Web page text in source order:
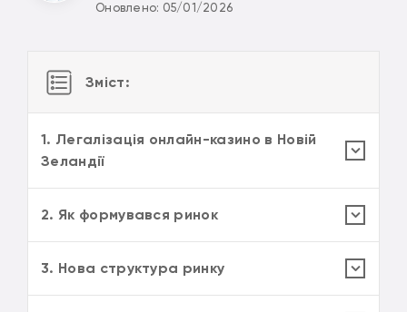
Оновлено: 05/01/2026
Зміст:
1. Легалізація онлайн-казино в Новій
Зеландії
2. Як формувався ринок
3. Нова структура ринку